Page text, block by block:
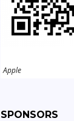
Apple
SPONSORS